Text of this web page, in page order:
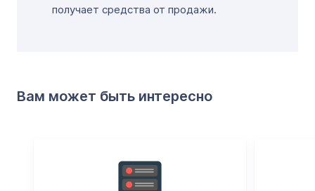
получает средства от продажи.
Вам может быть интересно